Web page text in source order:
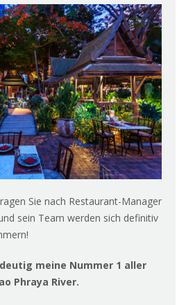
Sie nach Restaurant-Manager
sein Team werden sich definitiv
meine Nummer 1 aller
Phraya River.